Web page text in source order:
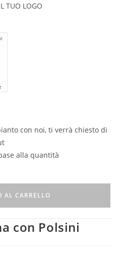
TUO LOGO
con noi, ti verrà chiesto di
alla quantità
AL CARRELLO
con Polsini